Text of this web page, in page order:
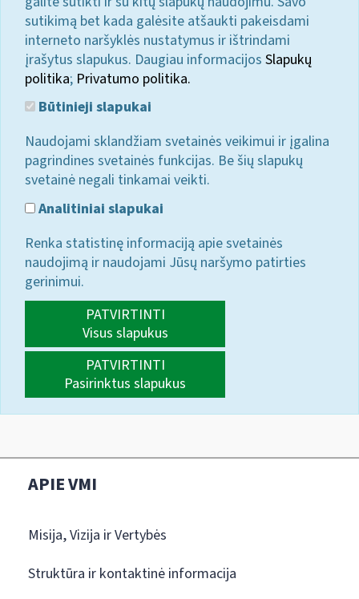
sutikimą bet kada galėsite atšaukti pakeisdami
interneto naršyklės nustatymus ir ištrindami
įrašytus slapukus. Daugiau informacijos Slapukų
politika; Privatumo politika.
Būtinieji slapukai
Naudojami sklandžiam svetainės veikimui ir įgalina
pagrindines svetainės funkcijas. Be šių slapukų
svetainė negali tinkamai veikti.
Analitiniai slapukai
Renka statistinę informaciją apie svetainės
naudojimą ir naudojami Jūsų naršymo patirties
gerinimui.
PATVIRTINTI
Visus slapukus
PATVIRTINTI
Pasirinktus slapukus
APIE VMI
Misija, Vizija ir Vertybės
Struktūra ir kontaktinė informacija